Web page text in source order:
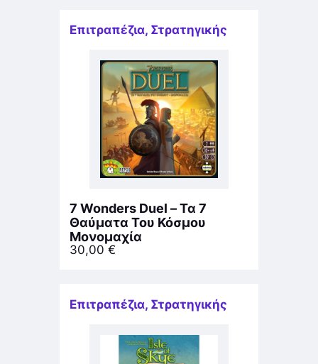
Επιτραπέζια, Στρατηγικής
7 Wonders Duel – Τα 7
Θαύματα Του Κόσμου
Μονομαχία
30,00 €
Επιτραπέζια, Στρατηγικής